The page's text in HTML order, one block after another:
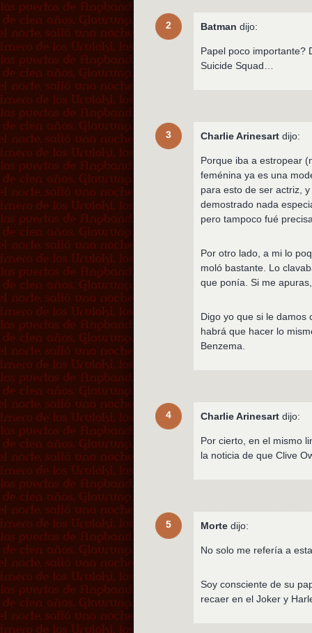
2 Batman dijo:
Papel poco importante?
Suicide Squad…
3 Charlie Arinesart dijo:
Porque iba a estropear
feménina ya es una
para esto de ser actriz,
demostrado nada
pero tampoco fué
Por otro lado, a mi lo
moló bastante. Lo
que ponía. Si me
Digo yo que si le damos
habrá que hacer lo
Benzema.
4 Charlie Arinesart dijo:
Por cierto, en el mismo
la noticia de que Clive
5 Morte dijo:
No solo me refería a
Soy consciente de su
recaer en el Joker y